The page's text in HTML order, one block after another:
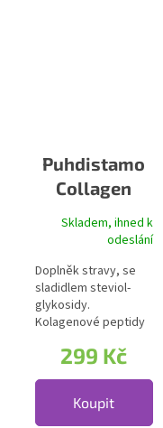
Puhdistamo
Collagen
Beauty
malina
Skladem, ihned k
odeslání
299 Kč
Koupit
Doplněk stravy, se
sladidlem steviol-
glykosidy.
Kolagenové peptidy